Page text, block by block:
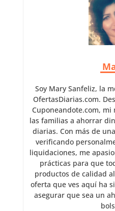
Soy Mary Sanfeliz, la
OfertasDiarias.com.
Cuponeandote.com,
las familias a ahorrar
diarias. Con más de
verificando
liquidaciones, me
prácticas para que
productos de calidad
oferta que ves aquí ha
asegurar que sea un